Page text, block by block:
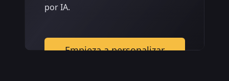
por IA.
Empieza a personalizar